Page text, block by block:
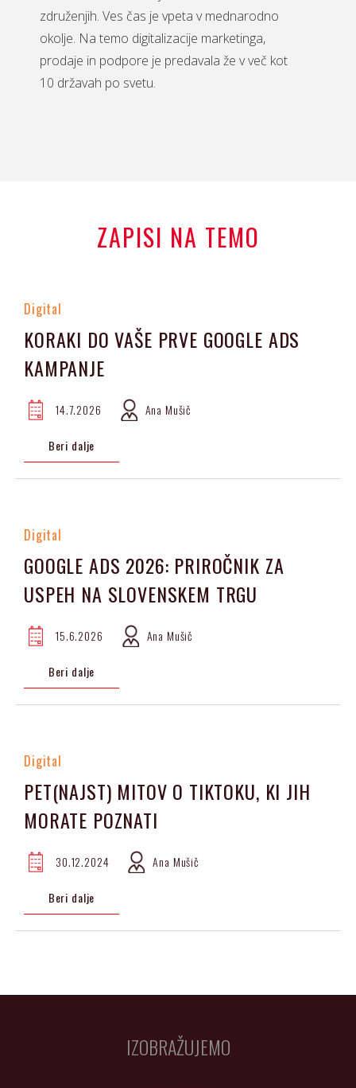
združenjih. Ves čas je vpeta v mednarodno
okolje. Na temo digitalizacije marketinga,
prodaje in podpore je predavala že v več kot
10 državah po svetu.
ZAPISI NA TEMO
Digital
KORAKI DO VAŠE PRVE GOOGLE ADS
KAMPANJE
14.7.2026 Ana Mušič
Beri dalje
Digital
GOOGLE ADS 2026: PRIROČNIK ZA
USPEH NA SLOVENSKEM TRGU
15.6.2026 Ana Mušič
Beri dalje
Digital
PET(NAJST) MITOV O TIKTOKU, KI JIH
MORATE POZNATI
30.12.2024 Ana Mušič
Beri dalje
IZOBRAŽUJEMO